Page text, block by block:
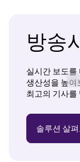
방송
실시간 보도를
생산성을 높여
최고의 기사를
솔루션 살펴